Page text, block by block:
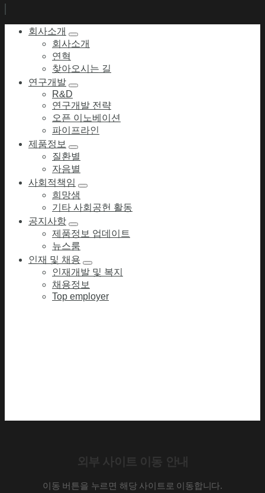
회사소개
회사소개
연혁
찾아오시는 길
연구개발
R&D
연구개발 전략
오픈 이노베이션
파이프라인
제품정보
질환별
자음별
사회적책임
희망샘
기타 사회공헌 활동
공지사항
제품정보 업데이트
뉴스룸
인재 및 채용
인재개발 및 복지
채용정보
Top employer
외부 사이트 이동 안내
이동 버튼을 누르면 해당 사이트로 이동합니다.